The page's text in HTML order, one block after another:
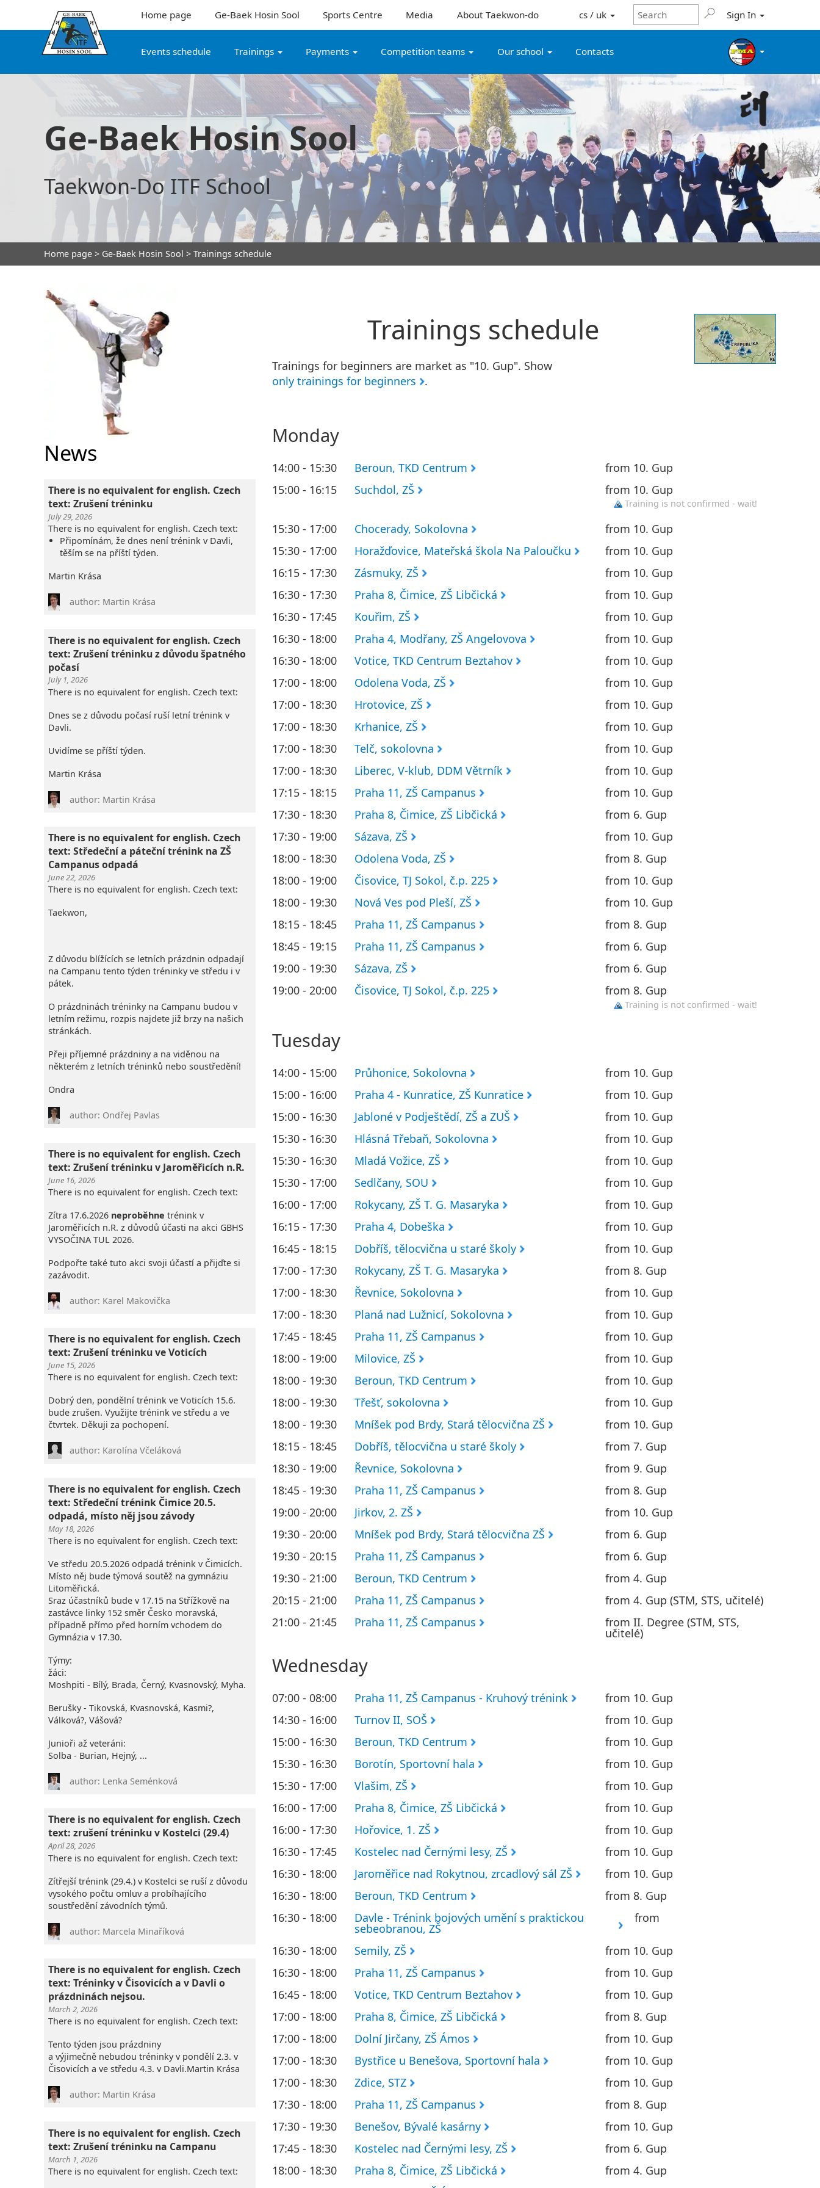
Home page Ge-Baek Hosin Sool Sports Centre Media About Taekwon-do cs / uk Sign In
Events schedule Trainings Payments Competition teams Our school Contacts
Ge-Baek Hosin Sool
Taekwon-Do ITF School
Home page > Ge-Baek Hosin Sool > Trainings schedule
News
There is no equivalent for english. Czech
text: Zrušení tréninku
July 29, 2026
There is no equivalent for english. Czech text:
Připomínám, že dnes není trénink v Davli,
těším se na příští týden.
Martin Krása
author: Martin Krása
There is no equivalent for english. Czech
text: Zrušení tréninku z důvodu špatného
počasí
July 1, 2026
There is no equivalent for english. Czech text:
Dnes se z důvodu počasí ruší letní trénink v
Davli.
Uvidíme se příští týden.
Martin Krása
author: Martin Krása
There is no equivalent for english. Czech
text: Středeční a páteční trénink na ZŠ
Campanus odpadá
June 22, 2026
There is no equivalent for english. Czech text:
Taekwon,
Z důvodu blížících se letních prázdnin odpadají
na Campanu tento týden tréninky ve středu i v
pátek.
O prázdninách tréninky na Campanu budou v
letním režimu, rozpis najdete již brzy na našich
stránkách.
Přeji příjemné prázdniny a na viděnou na
některém z letních tréninků nebo soustředění!
Ondra
author: Ondřej Pavlas
There is no equivalent for english. Czech
text: Zrušení tréninku v Jaroměřicích n.R.
June 16, 2026
There is no equivalent for english. Czech text:
Zítra 17.6.2026 neproběhne trénink v
Jaroměřicích n.R. z důvodů účasti na akci GBHS
VYSOČINA TUL 2026.
Podpořte také tuto akci svoji účastí a přijďte si
zazávodit.
author: Karel Makovička
There is no equivalent for english. Czech
text: Zrušení tréninku ve Voticích
June 15, 2026
There is no equivalent for english. Czech text:
Dobrý den, pondělní trénink ve Voticích 15.6.
bude zrušen. Využijte trénink ve středu a ve
čtvrtek. Děkuji za pochopení.
author: Karolína Včeláková
There is no equivalent for english. Czech
text: Středeční trénink Čimice 20.5.
odpadá, místo něj jsou závody
May 18, 2026
There is no equivalent for english. Czech text:
Ve středu 20.5.2026 odpadá trénink v Čimicích.
Místo něj bude týmová soutěž na gymnáziu
Litoměřická.
Sraz účastníků bude v 17.15 na Střížkově na
zastávce linky 152 směr Česko moravská,
případně přímo před horním vchodem do
Gymnázia v 17.30.
Týmy:
žáci:
Moshpiti - Bílý, Brada, Černý, Kvasnovský, Myha.
Berušky - Tikovská, Kvasnovská, Kasmi?,
Válková?, Vášová?
Junioři až veteráni:
Solba - Burian, Hejný, ...
author: Lenka Seménková
There is no equivalent for english. Czech
text: zrušení tréninku v Kostelci (29.4)
April 28, 2026
There is no equivalent for english. Czech text:
Zítřejší trénink (29.4.) v Kostelci se ruší z důvodu
vysokého počtu omluv a probíhajícího
soustředění závodních týmů.
author: Marcela Minaříková
There is no equivalent for english. Czech
text: Tréninky v Čisovicích a v Davli o
prázdninách nejsou.
March 2, 2026
There is no equivalent for english. Czech text:
Tento týden jsou prázdniny
a výjimečně nebudou tréninky v pondělí 2.3. v
Čisovicích a ve středu 4.3. v Davli.Martin Krása
author: Martin Krása
There is no equivalent for english. Czech
text: Zrušení tréninku na Campanu
March 1, 2026
There is no equivalent for english. Czech text:
Trainings schedule
Trainings for beginners are market as "10. Gup". Show
only trainings for beginners
.
Monday
14:00 - 15:30 Beroun, TKD Centrum
from 10. Gup
15:00 - 16:15
Suchdol, ZŠ from 10. Gup
Training is not confirmed - wait!
15:30 - 17:00 Chocerady, Sokolovna
from 10. Gup
15:30 - 17:00
Horažďovice, Mateřská škola Na Paloučku
from 10. Gup
16:15 - 17:30
Zásmuky, ZŠ
from 10. Gup
16:30 - 17:30
Praha 8, Čimice, ZŠ Libčická
from 10. Gup
16:30 - 17:45
Kouřim, ZŠ
from 10. Gup
16:30 - 18:00
Praha 4, Modřany, ZŠ Angelovova
from 10. Gup
16:30 - 18:00
Votice, TKD Centrum Beztahov
from 10. Gup
17:00 - 18:00
Odolena Voda, ZŠ
from 10. Gup
17:00 - 18:30
Hrotovice, ZŠ
from 10. Gup
17:00 - 18:30
Krhanice, ZŠ
from 10. Gup
17:00 - 18:30
Telč, sokolovna
from 10. Gup
17:00 - 18:30
Liberec, V-klub, DDM Větrník
from 10. Gup
17:15 - 18:15
Praha 11, ZŠ Campanus
from 10. Gup
17:30 - 18:30
Praha 8, Čimice, ZŠ Libčická
from 6. Gup
17:30 - 19:00
Sázava, ZŠ
from 10. Gup
18:00 - 18:30
Odolena Voda, ZŠ
from 8. Gup
18:00 - 19:00
Čisovice, TJ Sokol, č.p. 225
from 10. Gup
18:00 - 19:30
Nová Ves pod Pleší, ZŠ
from 10. Gup
18:15 - 18:45
Praha 11, ZŠ Campanus
from 8. Gup
18:45 - 19:15
Praha 11, ZŠ Campanus
from 6. Gup
19:00 - 19:30
Sázava, ZŠ
from 6. Gup
19:00 - 20:00
Čisovice, TJ Sokol, č.p. 225 from 8. Gup
Training is not confirmed - wait!
Tuesday
14:00 - 15:00 Průhonice, Sokolovna
from 10. Gup
15:00 - 16:00
Praha 4 - Kunratice, ZŠ Kunratice
from 10. Gup
15:00 - 16:30
Jabloné v Podještědí, ZŠ a ZUŠ
from 10. Gup
15:30 - 16:30
Hlásná Třebaň, Sokolovna
from 10. Gup
15:30 - 16:30
Mladá Vožice, ZŠ
from 10. Gup
15:30 - 17:00
Sedlčany, SOU
from 10. Gup
16:00 - 17:00
Rokycany, ZŠ T. G. Masaryka
from 10. Gup
16:15 - 17:30
Praha 4, Dobeška
from 10. Gup
16:45 - 18:15
Dobříš, tělocvična u staré školy
from 10. Gup
17:00 - 17:30
Rokycany, ZŠ T. G. Masaryka
from 8. Gup
17:00 - 18:30
Řevnice, Sokolovna
from 10. Gup
17:00 - 18:30
Planá nad Lužnicí, Sokolovna
from 10. Gup
17:45 - 18:45
Praha 11, ZŠ Campanus
from 10. Gup
18:00 - 19:00
Milovice, ZŠ
from 10. Gup
18:00 - 19:30
Beroun, TKD Centrum
from 10. Gup
18:00 - 19:30
Třešť, sokolovna
from 10. Gup
18:00 - 19:30
Mníšek pod Brdy, Stará tělocvična ZŠ
from 10. Gup
18:15 - 18:45
Dobříš, tělocvična u staré školy
from 7. Gup
18:30 - 19:00
Řevnice, Sokolovna
from 9. Gup
18:45 - 19:30
Praha 11, ZŠ Campanus
from 8. Gup
19:00 - 20:00
Jirkov, 2. ZŠ
from 10. Gup
19:30 - 20:00
Mníšek pod Brdy, Stará tělocvična ZŠ
from 6. Gup
19:30 - 20:15
Praha 11, ZŠ Campanus
from 6. Gup
19:30 - 21:00
Beroun, TKD Centrum
from 4. Gup
20:15 - 21:00
Praha 11, ZŠ Campanus
from 4. Gup (STM, STS, učitelé)
21:00 - 21:45
Praha 11, ZŠ Campanus from II. Degree (STM, STS,
učitelé)
Wednesday
07:00 - 08:00 Praha 11, ZŠ Campanus - Kruhový trénink
from 10. Gup
14:30 - 16:00
Turnov II, SOŠ
from 10. Gup
15:00 - 16:30
Beroun, TKD Centrum
from 10. Gup
15:30 - 16:30
Borotín, Sportovní hala
from 10. Gup
15:30 - 17:00
Vlašim, ZŠ
from 10. Gup
16:00 - 17:00
Praha 8, Čimice, ZŠ Libčická
from 10. Gup
16:00 - 17:30
Hořovice, 1. ZŠ
from 10. Gup
16:30 - 17:45
Kostelec nad Černými lesy, ZŠ
from 10. Gup
16:30 - 18:00
Jaroměřice nad Rokytnou, zrcadlový sál ZŠ
from 10. Gup
16:30 - 18:00
Beroun, TKD Centrum
from 8. Gup
16:30 - 18:00
Davle - Trénink bojových umění s praktickou
sebeobranou, ZŠ
from
16:30 - 18:00 Semily, ZŠ
from 10. Gup
16:30 - 18:00
Praha 11, ZŠ Campanus
from 10. Gup
16:45 - 18:00
Votice, TKD Centrum Beztahov
from 10. Gup
17:00 - 18:00
Praha 8, Čimice, ZŠ Libčická
from 8. Gup
17:00 - 18:00
Dolní Jirčany, ZŠ Ámos
from 10. Gup
17:00 - 18:30
Bystřice u Benešova, Sportovní hala
from 10. Gup
17:00 - 18:30
Zdice, STZ
from 10. Gup
17:30 - 18:00
Praha 11, ZŠ Campanus
from 8. Gup
17:30 - 19:30
Benešov, Bývalé kasárny
from 10. Gup
17:45 - 18:30
Kostelec nad Černými lesy, ZŠ
from 6. Gup
18:00 - 18:30
Praha 8, Čimice, ZŠ Libčická
from 4. Gup